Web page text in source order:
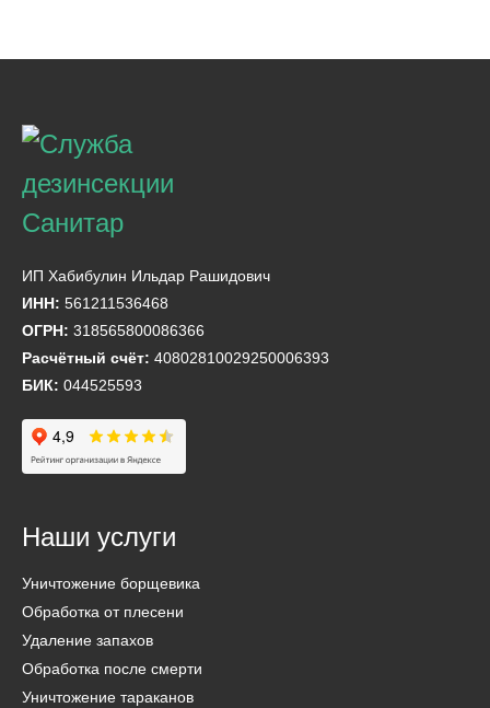
ИП Хабибулин Ильдар Рашидович
ИНН: 561211536468
ОГРН: 318565800086366
Расчётный счёт: 40802810029250006393
БИК: 044525593
Наши услуги
Уничтожение борщевика
Обработка от плесени
Удаление запахов
Обработка после смерти
Уничтожение тараканов